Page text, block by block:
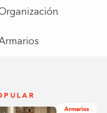
Armarios